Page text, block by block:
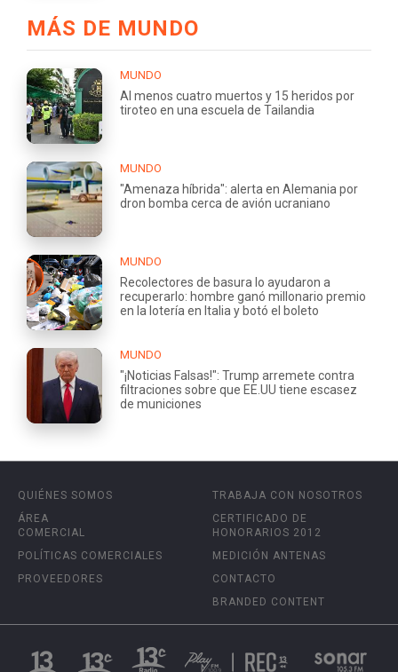
MÁS DE MUNDO
MUNDO
Al menos cuatro muertos y 15 heridos por
tiroteo en una escuela de Tailandia
MUNDO
"Amenaza híbrida": alerta en Alemania por
dron bomba cerca de avión ucraniano
MUNDO
Recolectores de basura lo ayudaron a
recuperarlo: hombre ganó millonario premio
en la lotería en Italia y botó el boleto
MUNDO
"¡Noticias Falsas!": Trump arremete contra
filtraciones sobre que EE.UU tiene escasez
de municiones
QUIÉNES SOMOS
ÁREA
COMERCIAL
POLÍTICAS COMERCIALES
PROVEEDORES
TRABAJA CON NOSOTROS
CERTIFICADO DE
HONORARIOS 2012
MEDICIÓN ANTENAS
CONTACTO
BRANDED CONTENT